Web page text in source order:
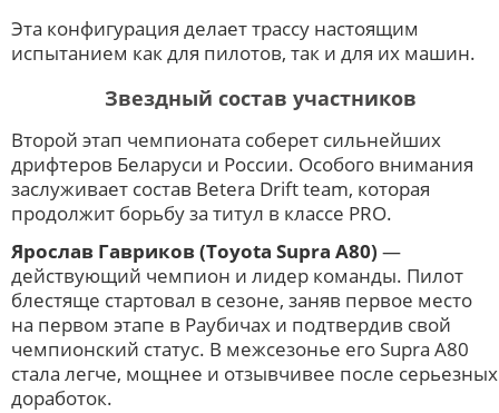
Эта конфигурация делает трассу настоящим
испытанием как для пилотов, так и для их машин.
Звездный состав участников
Второй этап чемпионата соберет сильнейших
дрифтеров Беларуси и России. Особого внимания
заслуживает состав Betera Drift team, которая
продолжит борьбу за титул в классе PRO.
Ярослав Гавриков (Toyota Supra A80) —
действующий чемпион и лидер команды. Пилот
блестяще стартовал в сезоне, заняв первое место
на первом этапе в Раубичах и подтвердив свой
чемпионский статус. В межсезонье его Supra A80
стала легче, мощнее и отзывчивее после серьезных
доработок.